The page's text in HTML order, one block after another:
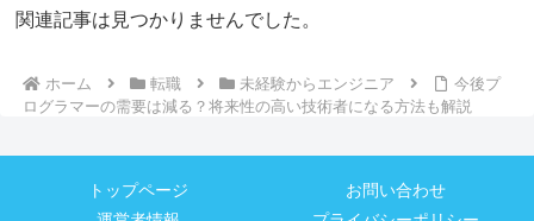
関連記事は見つかりませんでした。
ホーム 転職 未経験からエンジニア
今後プ
ログラマーの需要は減る？将来性の高い技術者になる方法も解説
トップページ
お問い合わせ